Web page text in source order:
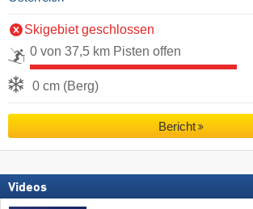
Skigebiet geschlossen
0 von 37,5 km Pisten offen
0 cm (Berg)
Bericht
Videos